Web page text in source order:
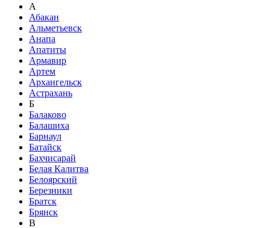
А
Абакан
Альметьевск
Анапа
Апатиты
Армавир
Артем
Архангельск
Астрахань
Б
Балаково
Балашиха
Барнаул
Батайск
Бахчисарай
Белая Калитва
Белоярский
Березники
Братск
Брянск
В